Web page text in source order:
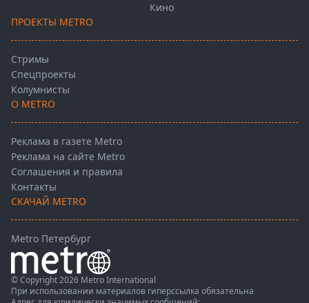
Кино
ПРОЕКТЫ METRO
Стримы
Спецпроекты
Колумнисты
О METRO
Реклама в газете Metro
Реклама на сайте Metro
Соглашения и правила
Контакты
СКАЧАЙ METRO
Metro Петербург
© Copyright 2026 Metro International
При использовании материалов гиперссылка обязательна